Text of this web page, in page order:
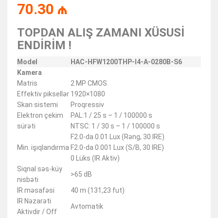
70.30 ₼
TOPDAN ALIŞ ZAMANI XÜSUSİ
ENDİRİM !
Model
HAC-HFW1200THP-I4-A-0280B-S6
Kamera
Matris
2 MP CMOS
Effektiv piksellər 1920×1080
Skan sistemi
Proqressiv
Elektron çekim
sürəti
PAL:1 / 25 s – 1 / 100000 s
NTSC: 1 / 30 s – 1 / 100000 s
Min. işıqlandırma
F2.0-da 0.01 Lux (Rəng, 30 IRE)
F2.0-da 0.001 Lux (S/B, 30 IRE)
0 Lüks (IR Aktiv)
Siqnal səs-küy
nisbəti
>65 dB
IR məsafəsi
40 m (131,23 fut)
IR Nəzarəti
Aktivdir / Off
Avtomatik